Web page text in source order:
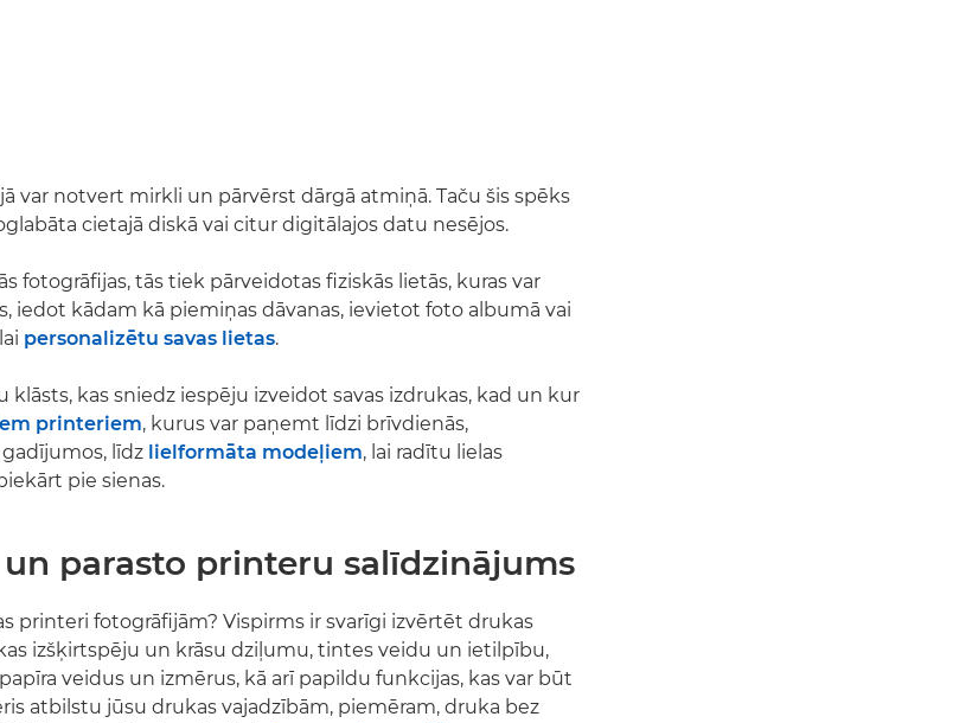
var notvert mirkli un pārvērst dārgā atmiņā. Taču šis spēks
cietajā diskā vai citur digitālajos datu nesējos.
fotogrāfijas, tās tiek pārveidotas fiziskās lietās, kuras var
iedot kādam kā piemiņas dāvanas, ievietot foto albumā vai
personalizētu savas lietas.
klāsts, kas sniedz iespēju izveidot savas izdrukas, kad un kur
printeriem, kurus var paņemt līdzi brīvdienās,
līdz lielformāta modeļiem, lai radītu lielas
pie sienas.
parasto printeru salīdzinājums
printeri fotogrāfijām? Vispirms ir svarīgi izvērtēt drukas
izšķirtspēju un krāsu dziļumu, tintes veidu un ietilpību,
veidus un izmērus, kā arī papildu funkcijas, kas var būt
atbilstu jūsu drukas vajadzībām, piemēram, druka bez